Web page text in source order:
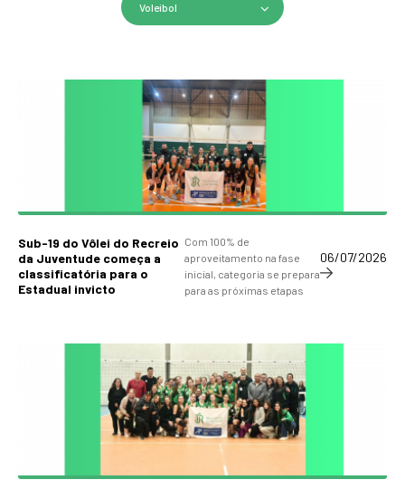
Voleibol
Sub-19 do Vôlei do Recreio
da Juventude começa a
classificatória para o
Estadual invicto
Com 100% de
aproveitamento na fase
inicial, categoria se prepara
para as próximas etapas
06/07/2026